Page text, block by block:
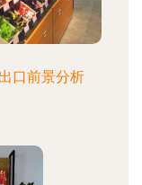
口前景分析